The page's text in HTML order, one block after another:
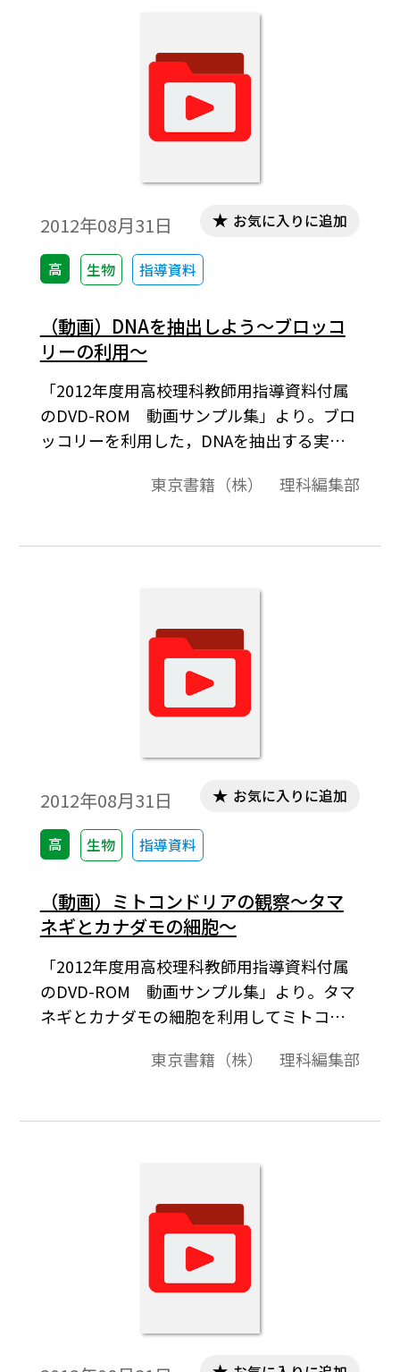
2012年08月31日
高 生物 指導資料
お気に入りに追加
（動画）DNAを抽出しよう～ブロッコ
リーの利用～
「2012年度用高校理科教師用指導資料付属
のDVD-ROM 動画サンプル集」より。ブロ
ッコリーを利用した，DNAを抽出する実験
東京書籍（株） 理科編集部
2012年08月31日
高 生物 指導資料
お気に入りに追加
（動画）ミトコンドリアの観察～タマ
ネギとカナダモの細胞～
「2012年度用高校理科教師用指導資料付属
のDVD-ROM 動画サンプル集」より。タマ
ネギとカナダモの細胞を利用してミトコン
東京書籍（株） 理科編集部